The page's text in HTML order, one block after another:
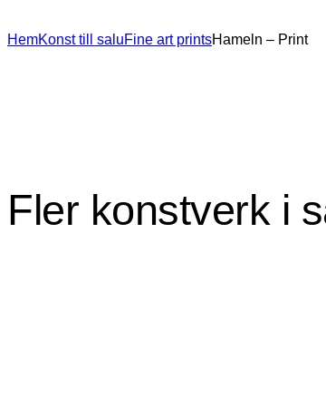
HemKonst till saluFine art printsHameln – Print
Fler konstverk i